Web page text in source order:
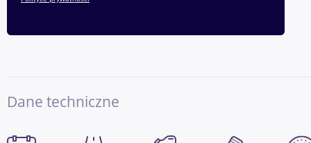
Dane techniczne